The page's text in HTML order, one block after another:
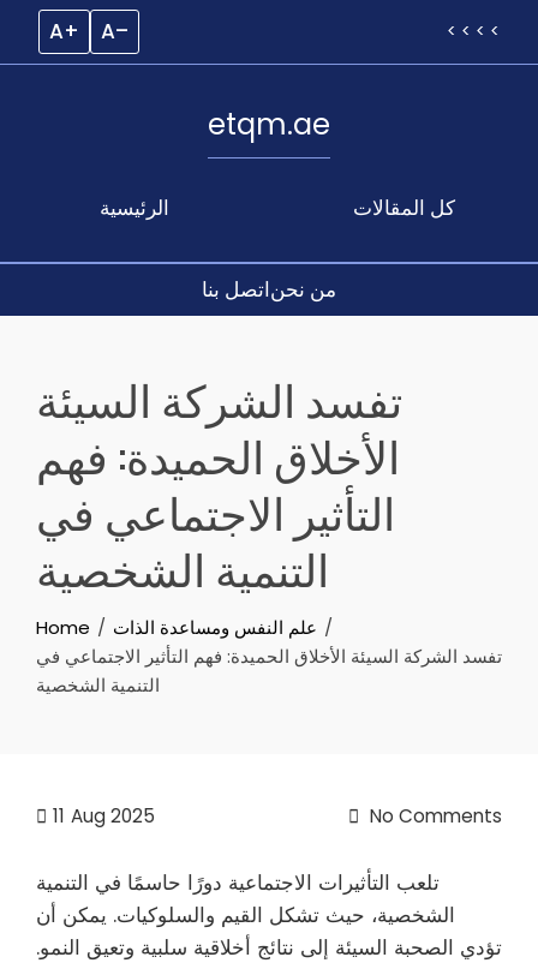
A+ A– < < < <
الرئيسية
etqm.ae
كل المقالات
اتصل بنامن نحن
contentتفسد الشركة السيئة
الأخلاق الحميدة: فهم
التأثير الاجتماعي في
التنمية الشخصية
Home
علم النفس ومساعدة الذات
تفسد الشركة السيئة الأخلاق الحميدة: فهم التأثير الاجتماعي في
التنمية الشخصية
11 Aug 2025 No Comments
تلعب التأثيرات الاجتماعية دورًا حاسمًا في التنمية
الشخصية، حيث تشكل القيم والسلوكيات. يمكن أن
تؤدي الصحبة السيئة إلى نتائج أخلاقية سلبية وتعيق النمو.